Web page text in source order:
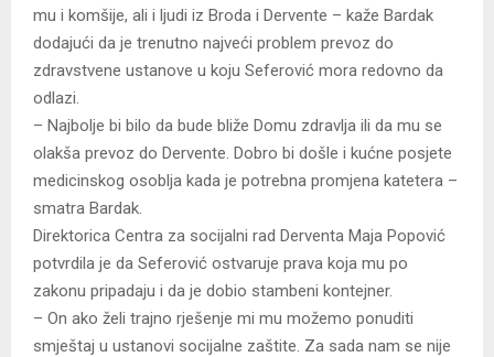
mu i komšije, ali i ljudi iz Broda i Dervente – kaže Bardak
dodajući da je trenutno najveći problem prevoz do
zdravstvene ustanove u koju Seferović mora redovno da
odlazi.
– Najbolje bi bilo da bude bliže Domu zdravlja ili da mu se
olakša prevoz do Dervente. Dobro bi došle i kućne posjete
medicinskog osoblja kada je potrebna promjena katetera –
smatra Bardak.
Direktorica Centra za socijalni rad Derventa Maja Popović
potvrdila je da Seferović ostvaruje prava koja mu po
zakonu pripadaju i da je dobio stambeni kontejner.
– On ako želi trajno rješenje mi mu možemo ponuditi
smještaj u ustanovi socijalne zaštite. Za sada nam se nije